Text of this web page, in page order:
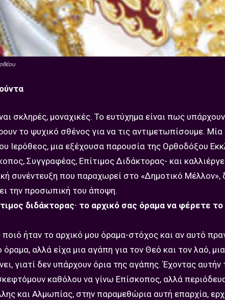
σκληρές, μοναχικές. Το ευτύχημα είναι πως
το ψυχικό σθένος για να τις αντιμετωπίσουμε.
Ιερόθεος, μια εξέχουσα παρουσία της Ορθοδόξου
Συγγραφέας, Επίτιμος Διδάκτορας- και
συνέντευξη που παραχωρεί στο «Δημοτικό Μέλλον»,
την προσωπική του άποψη.
διδάκτορας· το αρχικό σας όραμα να φέρετε
ήταν το αρχικό μου όραμα-στόχος και αν αυτό
όραμα, αλλά είχα μια αγάπη για τον Θεό και τον λαό,
γιατί δεν υπάρχουν όρια της αγάπης. Έχοντας
καθόλου να γίνω Επίσκοπος, αλλά
και Αλμωπίας, στην παραμεθώρια αυτή επαρχία,